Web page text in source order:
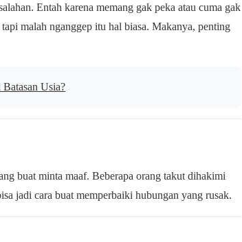
Entah karena memang gak peka atau cuma gak
malah nganggep itu hal biasa. Makanya, penting
Usia?
buat minta maaf. Beberapa orang takut dihakimi
jadi cara buat memperbaiki hubungan yang rusak.